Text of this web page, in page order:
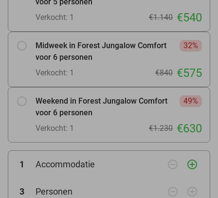
Verkocht: 1 €1.140 €540
Midweek in Forest Jungalow Comfort
voor 6 personen
32%
Verkocht: 1 €840 €575
Weekend in Forest Jungalow Comfort
voor 6 personen
49%
Verkocht: 1 €1.230 €630
1 Accommodatie remove_circle_outline add_circle_outline
3 Personen remove_circle_outline add_circle_outline